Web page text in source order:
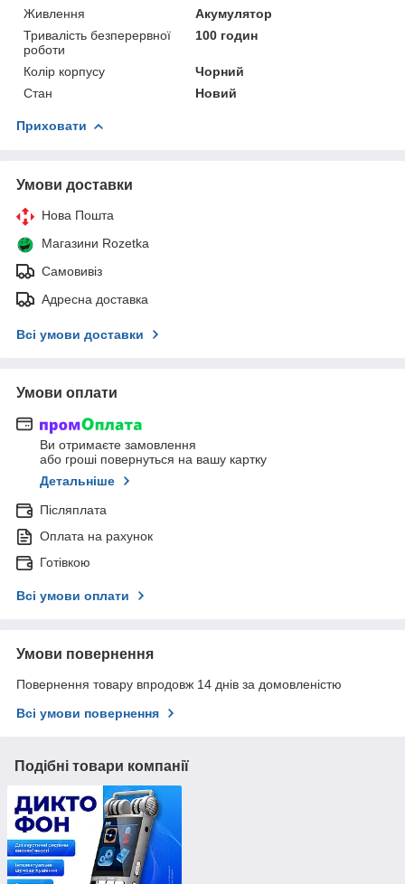
Живлення
Акумулятор
Тривалість безперервної
роботи
100 годин
Колір корпусу
Чорний
Стан
Новий
Приховати
Умови доставки
Нова Пошта
Магазини Rozetka
Самовивіз
Адресна доставка
Всі умови доставки
Умови оплати
Ви отримаєте замовлення
або гроші повернуться на вашу картку
Детальніше
Післяплата
Оплата на рахунок
Готівкою
Всі умови оплати
Умови повернення
Повернення товару впродовж 14 днів за домовленістю
Всі умови повернення
Подібні товари компанії